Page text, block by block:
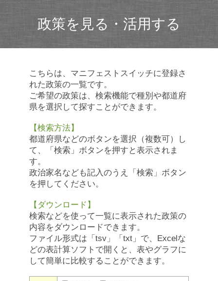
政策を見る・活用する
こちらは、マニフェストスイッチに登録さ
れた政策の一覧です。
ご希望の政策は、検索機能で種別や都道府
県を選択して探すことができます。
【検索方法】
都道府県などのボタンを選択（複数可）し
て、「検索」ボタンを押すと表示されま
す。
政治家名なども記入のうえ「検索」ボタン
を押してください。
【ダウンロード】
検索などを使って一覧に表示された政策の
内容をダウンロードできます。
ファイル形式は「tsv」「txt」で、Excelな
どの表計算ソフトで開くと、表やグラフに
して簡単に比較することができます。